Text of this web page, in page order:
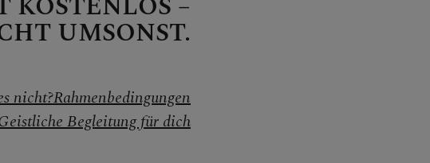
der Kirchen
Hl. Hippolyt
UMSONST.
nicht?Rahmenbedingungen
Begleitung für dich